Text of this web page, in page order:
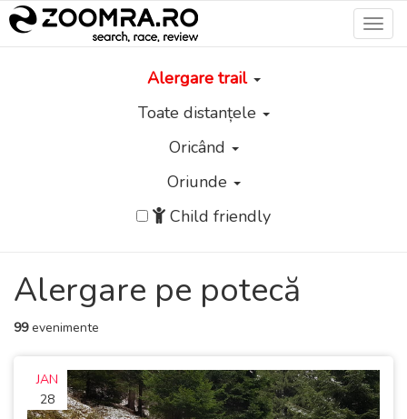
Alergare trail
Toate distanțele
Oricând
Oriunde
Child friendly
Alergare pe potecă
99evenimente
JAN
28